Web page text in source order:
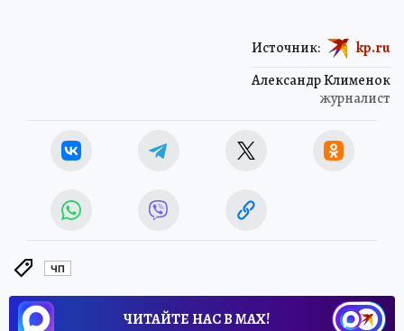
Александр Клименок
журналист
Источник: kp.ru
ЧП
ЧИТАЙТЕ НАС В МАХ!